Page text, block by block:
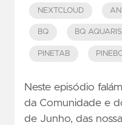
NEXTCLOUD
BQ BQ
PINETAB
Neste episódio
da Comunidade e
de Junho, das